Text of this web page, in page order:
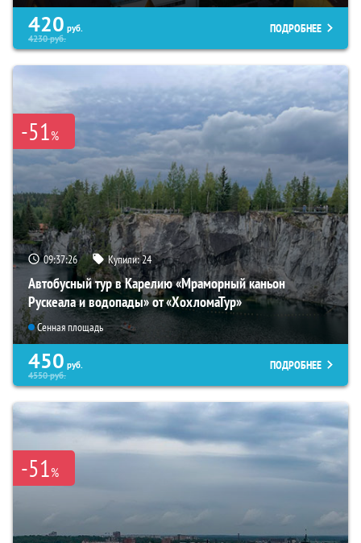
420 руб.
4230руб.
ПОДРОБНЕЕ
-51%
09:37:24 Купили:24
Автобусный тур в Карелию «Мраморный каньон
Рускеала и водопады» от «ХохломаТур»
Сенная площадь
450 руб.
4550руб.
ПОДРОБНЕЕ
-51%